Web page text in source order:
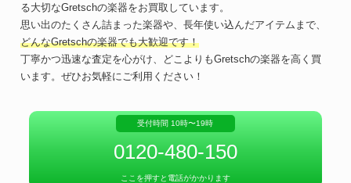
る大切なGretschの楽器をお買取しています。
思い出のたくさん詰まった楽器や、長年使い込んだアイテムまで、
どんなGretschの楽器でも大歓迎です！
丁寧かつ迅速な査定を心がけ、どこよりもGretschの楽器を高く買
います。ぜひお気軽にご利用ください！
受付時間 10時〜19時
0120-480-150
ここを押すと電話がかかります